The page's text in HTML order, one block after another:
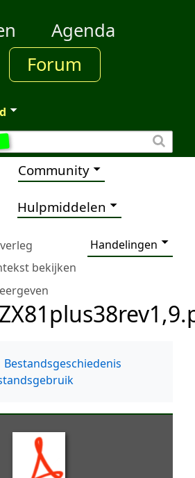
Agenda
Forum
Community
Hulpmiddelen
Handelingen
bekijken
Bestandsgeschiedenis